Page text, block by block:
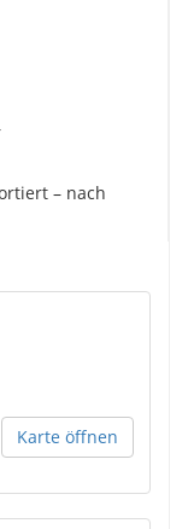
– nach
Karte öffnen